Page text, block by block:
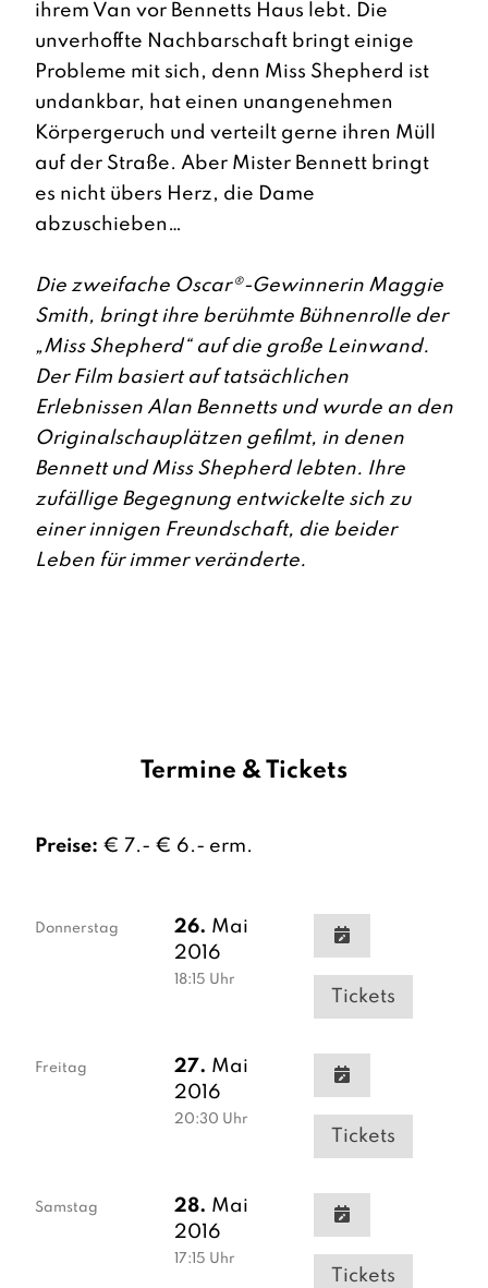
ihrem Van vor Bennetts Haus lebt. Die
unverhoffte Nachbarschaft bringt einige
Probleme mit sich, denn Miss Shepherd ist
undankbar, hat einen unangenehmen
Körpergeruch und verteilt gerne ihren Müll
auf der Straße. Aber Mister Bennett bringt
es nicht übers Herz, die Dame
abzuschieben…
Die zweifache Oscar®-Gewinnerin Maggie
Smith, bringt ihre berühmte Bühnenrolle der
„Miss Shepherd“ auf die große Leinwand.
Der Film basiert auf tatsächlichen
Erlebnissen Alan Bennetts und wurde an den
Originalschauplätzen gefilmt, in denen
Bennett und Miss Shepherd lebten. Ihre
zufällige Begegnung entwickelte sich zu
einer innigen Freundschaft, die beider
Leben für immer veränderte.
Termine & Tickets
Preise: € 7.- € 6.- erm.
Donnerstag 26. Mai
2016
18:15 Uhr
Tickets
Freitag 27. Mai
2016
20:30 Uhr
Tickets
Samstag 28. Mai
2016
17:15 Uhr
Tickets